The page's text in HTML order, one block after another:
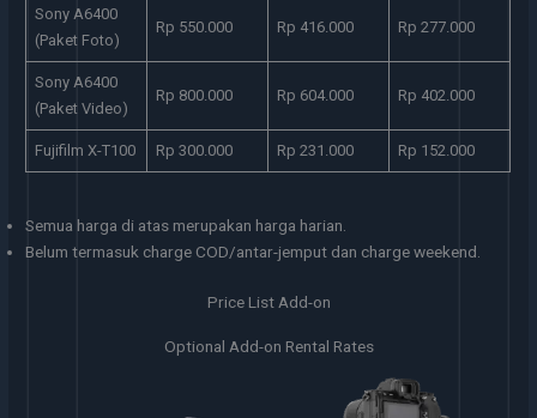
Sony A6400
(Paket Foto)
Rp 550.000 Rp 416.000 Rp 277.000
Sony A6400
(Paket Video)
Rp 800.000 Rp 604.000 Rp 402.000
Fujifilm X-T100 Rp 300.000 Rp 231.000 Rp 152.000
Semua harga di atas merupakan harga harian.
Belum termasuk charge COD/antar-jemput dan charge weekend.
Price List Add-on
Optional Add-on Rental Rates